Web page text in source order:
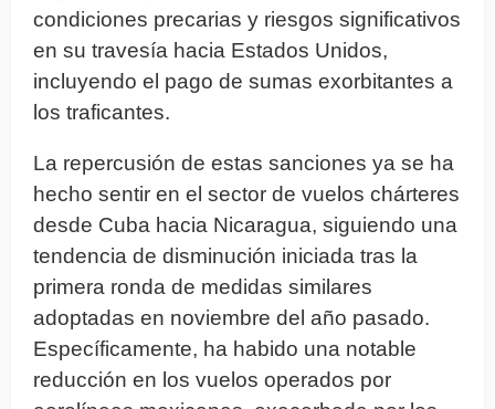
condiciones precarias y riesgos significativos
en su travesía hacia Estados Unidos,
incluyendo el pago de sumas exorbitantes a
los traficantes.
La repercusión de estas sanciones ya se ha
hecho sentir en el sector de vuelos chárteres
desde Cuba hacia Nicaragua, siguiendo una
tendencia de disminución iniciada tras la
primera ronda de medidas similares
adoptadas en noviembre del año pasado.
Específicamente, ha habido una notable
reducción en los vuelos operados por